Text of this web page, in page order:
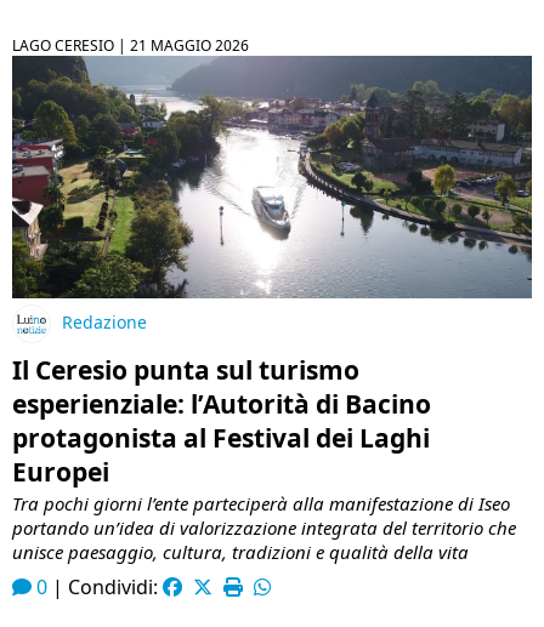
LAGO CERESIO | 21 MAGGIO 2026
Redazione
Il Ceresio punta sul turismo
esperienziale: l’Autorità di Bacino
protagonista al Festival dei Laghi
Europei
Tra pochi giorni l’ente parteciperà alla manifestazione di Iseo
portando un’idea di valorizzazione integrata del territorio che
unisce paesaggio, cultura, tradizioni e qualità della vita
0 | Condividi: